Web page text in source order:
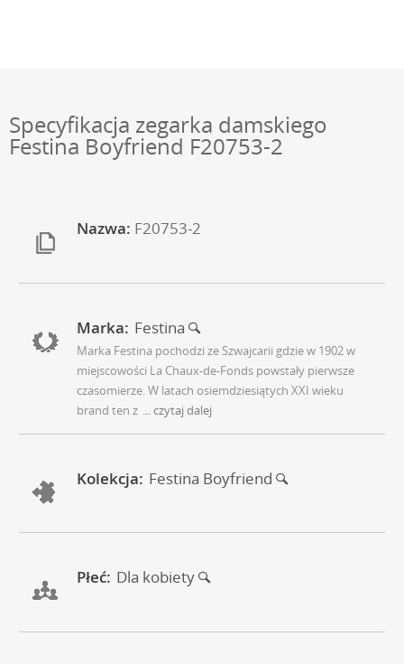
Specyfikacja zegarka damskiego
Festina Boyfriend F20753-2
Nazwa: F20753-2
Marka: Festina
Marka Festina pochodzi ze Szwajcarii gdzie w 1902 w
miejscowości La Chaux-de-Fonds powstały pierwsze
czasomierze. W latach osiemdziesiątych XXI wieku
brand ten z ... czytaj dalej
Kolekcja: Festina Boyfriend
Płeć: Dla kobiety